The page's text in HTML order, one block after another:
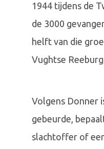
1944 tijdens de
de 3000
helft van die
Vughtse
Volgens Donner
gebeurde,
slachtoffer of